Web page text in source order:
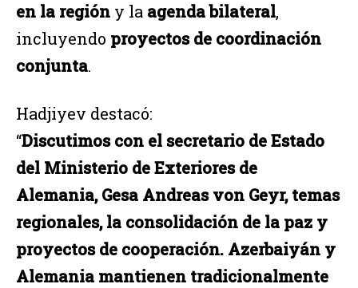
en la región y la agenda bilateral,
incluyendo proyectos de coordinación
conjunta.
Hadjiyev destacó:
“Discutimos con el secretario de Estado
del Ministerio de Exteriores de
Alemania, Gesa Andreas von Geyr, temas
regionales, la consolidación de la paz y
proyectos de cooperación. Azerbaiyán y
Alemania mantienen tradicionalmente